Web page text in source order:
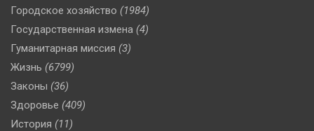
Городское хозяйство (1984)
Государственная измена (4)
Гуманитарная миссия (3)
Жизнь (6799)
Законы (36)
Здоровье (409)
История (11)